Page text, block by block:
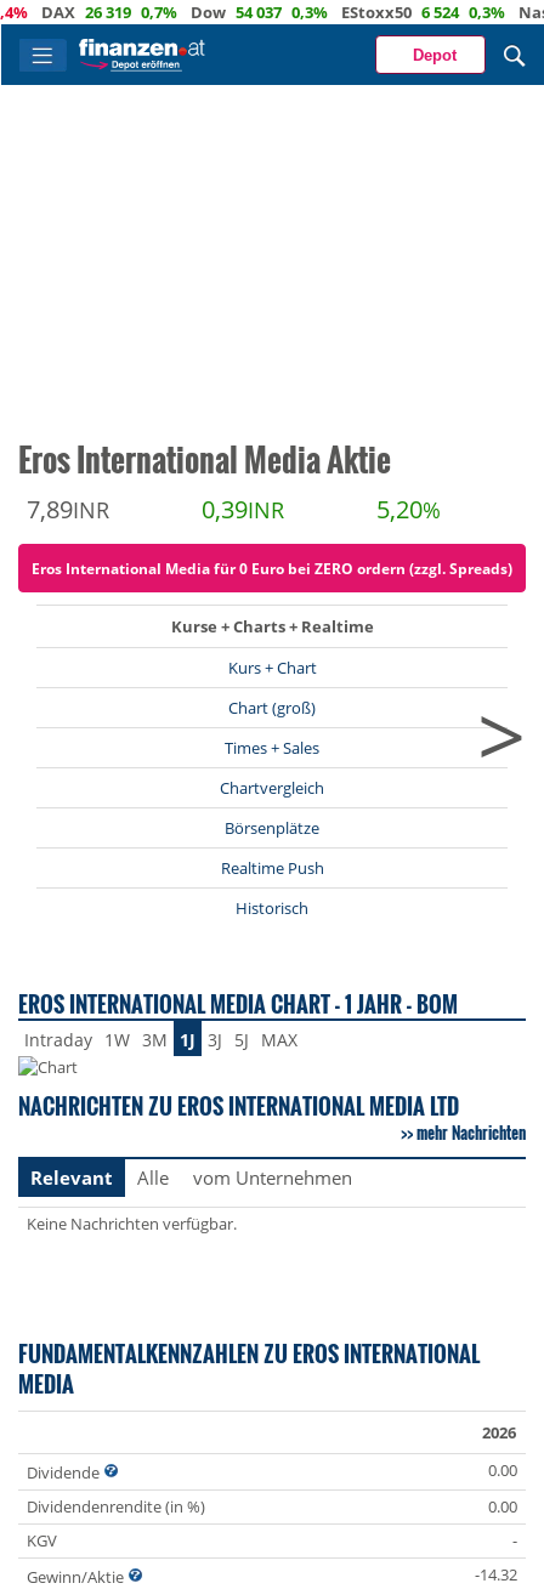
DAX 26 319 0,7% Dow 54 037 0,3% EStoxx50 6 524 0,3% Nasdaq
Depot
Eros International Media Aktie
7,89INR 0,39INR 5,20%
Eros International Media für 0 Euro bei ZERO ordern (zzgl. Spreads)
Kurse + Charts + Realtime
Kurs + Chart
Chart (groß)
Times + Sales
Chartvergleich
Börsenplätze
Realtime Push
Historisch
>
EROS INTERNATIONAL MEDIA CHART - 1 JAHR - BOM
Intraday 1W 3M 1J 3J 5J MAX
NACHRICHTEN ZU EROS INTERNATIONAL MEDIA LTD
mehr Nachrichten
Relevant
Alle vom Unternehmen
Keine Nachrichten verfügbar.
FUNDAMENTALKENNZAHLEN ZU EROS INTERNATIONAL
MEDIA
2026
Dividende
0.00
Dividendenrendite (in %)
0.00
KGV
-
Gewinn/Aktie
-14.32